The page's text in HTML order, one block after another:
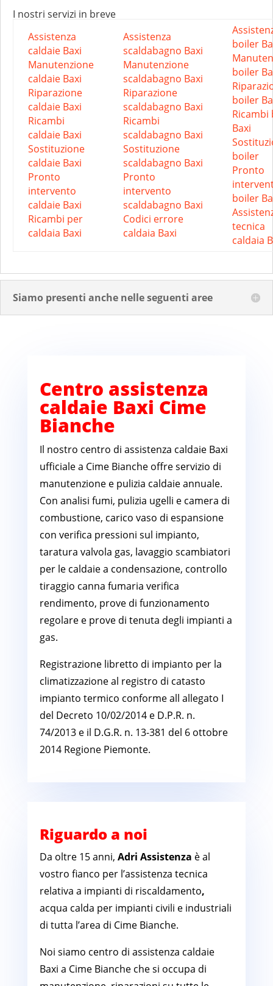
I nostri servizi in breve
Assistenza
caldaie Baxi
Manutenzione
caldaie Baxi
Riparazione
caldaie Baxi
Ricambi
caldaie Baxi
Sostituzione
caldaie Baxi
Pronto
intervento
caldaie Baxi
Ricambi per
caldaia Baxi
Assistenza
scaldabagno Baxi
Manutenzione
scaldabagno Baxi
Riparazione
scaldabagno Baxi
Ricambi
scaldabagno Baxi
Sostituzione
scaldabagno Baxi
Pronto
intervento
scaldabagno Baxi
Codici errore
caldaia Baxi
boiler
boiler
boiler
Ricambi
Baxi
boiler
Pronto
boiler
tecnica
caldaia
Siamo presenti anche nelle seguenti aree
Centro assistenza
caldaie Baxi Cime
Bianche
Il nostro centro di assistenza caldaie Baxi
ufficiale a Cime Bianche offre servizio di
manutenzione e pulizia caldaie annuale.
Con analisi fumi, pulizia ugelli e camera di
combustione, carico vaso di espansione
con verifica pressioni sul impianto,
taratura valvola gas, lavaggio scambiatori
per le caldaie a condensazione, controllo
tiraggio canna fumaria verifica
rendimento, prove di funzionamento
regolare e prove di tenuta degli impianti a
gas.
Registrazione libretto di impianto per la
climatizzazione al registro di catasto
impianto termico conforme all allegato I
del Decreto 10/02/2014 e D.P.R. n.
74/2013 e il D.G.R. n. 13-381 del 6 ottobre
2014 Regione Piemonte.
Riguardo a noi
Da oltre 15 anni, Adri Assistenza è al
vostro fianco per l’assistenza tecnica
relativa a impianti di riscaldamento,
acqua calda per impianti civili e industriali
di tutta l’area di Cime Bianche.
Noi siamo centro di assistenza caldaie
Baxi a Cime Bianche che si occupa di